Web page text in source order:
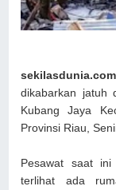
dikabarkan jatuh
Kubang Jaya
Provinsi Riau,
Pesawat saat
terlihat ada